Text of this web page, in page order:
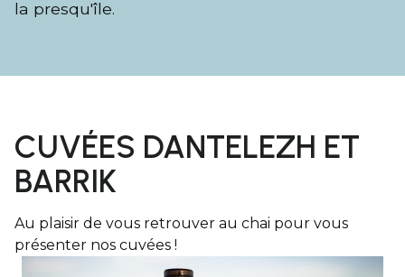
la presqu'île.
CUVÉES DANTELEZH ET
BARRIK
Au plaisir de vous retrouver au chai pour vous
présenter nos cuvées !